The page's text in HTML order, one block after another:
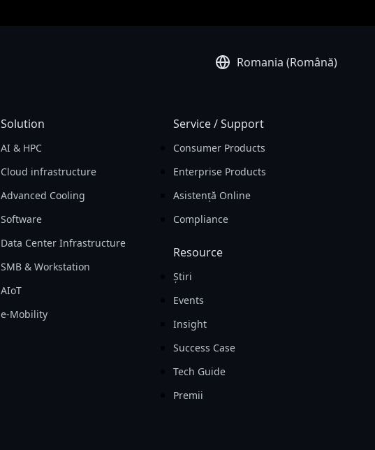
Romania (Română)
Solution
AI & HPC
Cloud infrastructure
Advanced Cooling
Software
Data Center Infrastructure
SMB & Workstation
AIoT
e-Mobility
Service / Support
Consumer Products
Enterprise Products
Asistență Online
Compliance
Resource
Ştiri
Events
Insight
Success Case
Tech Guide
Premii